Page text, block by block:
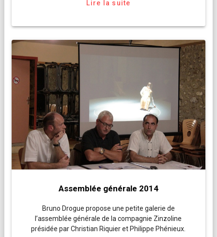
Lire la suite
Assemblée générale 2014
Bruno Drogue propose une petite galerie de
l’assemblée générale de la compagnie Zinzoline
présidée par Christian Riquier et Philippe Phénieux.